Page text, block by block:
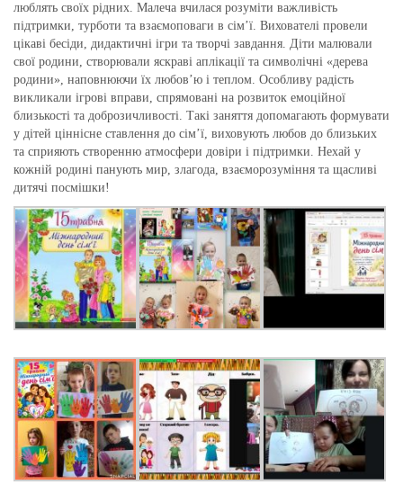
люблять своїх рідних. Малеча вчилася розуміти важливість
підтримки, турботи та взаємоповаги в сім’ї. Вихователі провели
цікаві бесіди, дидактичні ігри та творчі завдання. Діти малювали
свої родини, створювали яскраві аплікації та символічні «дерева
родини», наповнюючи їх любов’ю і теплом. Особливу радість
викликали ігрові вправи, спрямовані на розвиток емоційної
близькості та доброзичливості. Такі заняття допомагають формувати
у дітей ціннісне ставлення до сім’ї, виховують любов до близьких
та сприяють створенню атмосфери довіри і підтримки. Нехай у
кожній родині панують мир, злагода, взаєморозуміння та щасливі
дитячі посмішки!